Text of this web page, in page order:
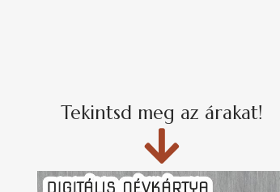
Tekintsd meg az árakat!